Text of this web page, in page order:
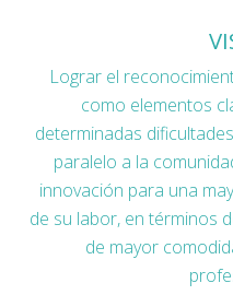
Lograr el
como elementos
determinadas
paralelo a la
innovación para una
de su labor, en términos
de mayor